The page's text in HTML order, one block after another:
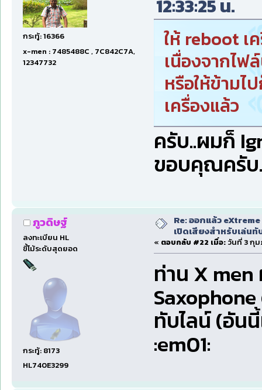
กระทู้: 16366
x-men : 7485488C , 7C842C7A,
12347732
12:33:25 น.
ให้ reboot เ
เนื่องจากไฟ
หรือให้ข้ามไ
เครื่องแล้ว
ครับ..ผมก็
ขอบคุณครับ
ภูวดิษฐ์
ลงทะเบียน HL
ขี้โม้ระดับสุดยอด
กระทู้: 8173
HL740E3299
Re: ออกแล้ว
เปิดเสียงสำหรับเล่น
« ตอบกลับ #22 เมื่อ: วันที่ 3 กุ
ท่าน X men
ทับไลน์ (อัน
:em01: